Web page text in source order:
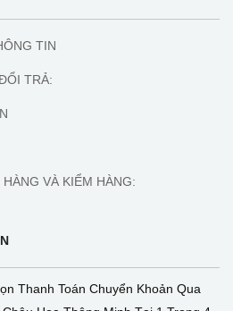
TIN
TRẢ:
VÀ KIỂM HÀNG:
Thanh Toán Chuyển Khoản Qua